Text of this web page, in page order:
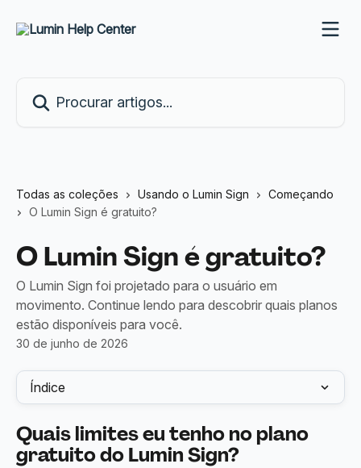
Todas as coleções Usando o Lumin Sign
Começando
O Lumin Sign é gratuito?
O Lumin Sign é gratuito?
O Lumin Sign foi projetado para o usuário em
movimento. Continue lendo para descobrir quais planos
estão disponíveis para você.
30 de junho de 2026
Índice
Quais limites eu tenho no plano
gratuito do Lumin Sign?